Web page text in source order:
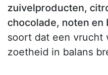
zuivelproducten,
chocolade, noten
soort dat een vrucht
zoetheid in balans